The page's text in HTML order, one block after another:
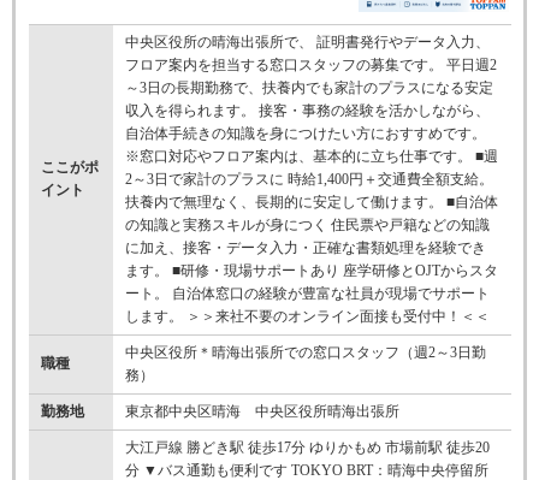
ここがポ
イント
中央区役所の晴海出張所で、 証明書発行やデータ入力、
フロア案内を担当する窓口スタッフの募集です。 平日週2
～3日の長期勤務で、扶養内でも家計のプラスになる安定
収入を得られます。 接客・事務の経験を活かしながら、
自治体手続きの知識を身につけたい方におすすめです。
※窓口対応やフロア案内は、基本的に立ち仕事です。 ■週
2～3日で家計のプラスに 時給1,400円＋交通費全額支給。
扶養内で無理なく、長期的に安定して働けます。 ■自治体
の知識と実務スキルが身につく 住民票や戸籍などの知識
に加え、接客・データ入力・正確な書類処理を経験でき
ます。 ■研修・現場サポートあり 座学研修とOJTからスタ
ート。 自治体窓口の経験が豊富な社員が現場でサポート
します。 ＞＞来社不要のオンライン面接も受付中！＜＜
職種
中央区役所＊晴海出張所での窓口スタッフ（週2～3日勤
務）
勤務地 東京都中央区晴海 中央区役所晴海出張所
大江戸線 勝どき駅 徒歩17分 ゆりかもめ 市場前駅 徒歩20
分 ▼バス通勤も便利です TOKYO BRT：晴海中央停留所